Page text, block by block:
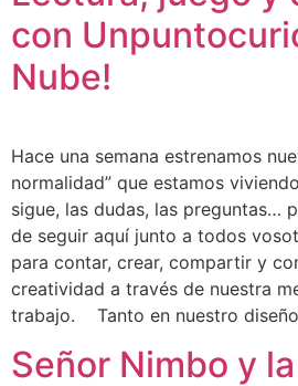
con
Nube!
Hace una semana estrenamos
normalidad” que estamos
sigue, las dudas, las preguntas…
de seguir aquí junto a todos
para contar, crear, compartir y
creatividad a través de nuestra
trabajo. Tanto en nuestro
Señor Nimbo y